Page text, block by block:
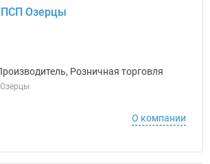
Озерцы
Розничная торговля
О компании